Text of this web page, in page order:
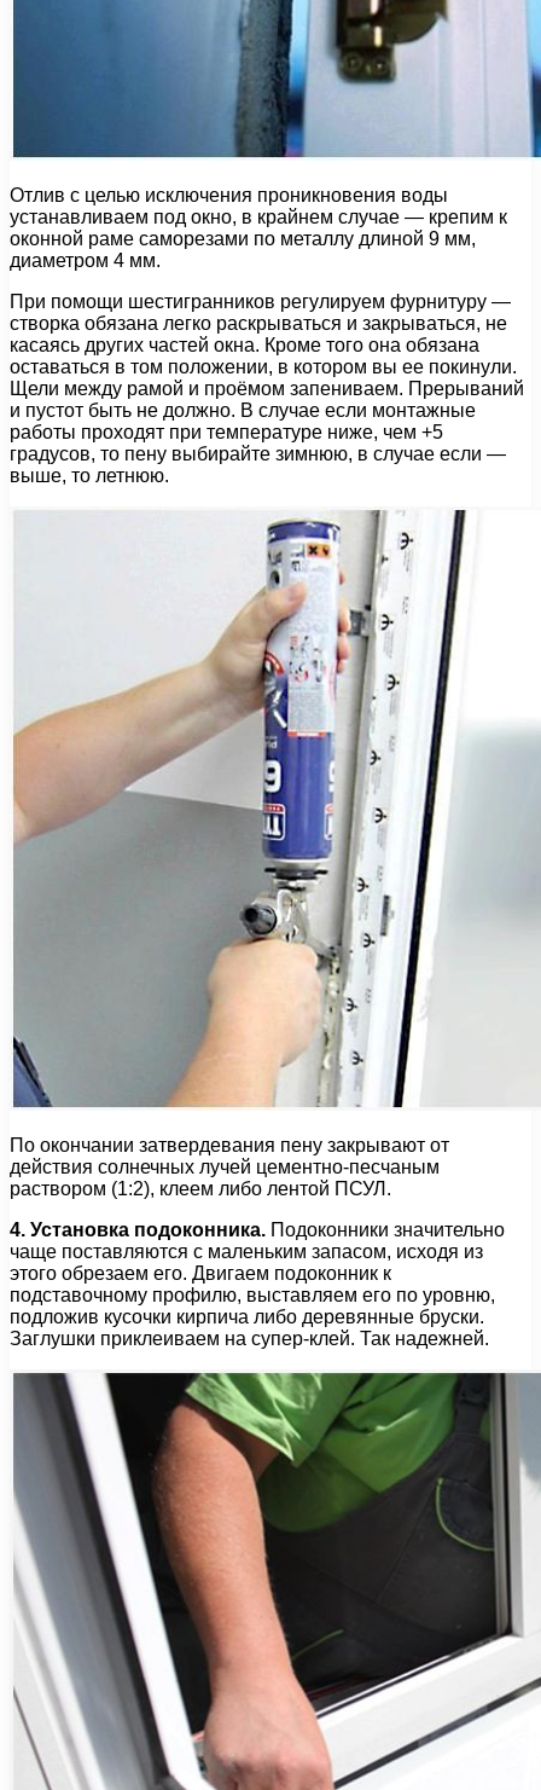
Отлив с целью исключения проникновения воды
устанавливаем под окно, в крайнем случае — крепим к
оконной раме саморезами по металлу длиной 9 мм,
диаметром 4 мм.
При помощи шестигранников регулируем фурнитуру —
створка обязана легко раскрываться и закрываться, не
касаясь других частей окна. Кроме того она обязана
оставаться в том положении, в котором вы ее покинули.
Щели между рамой и проёмом запениваем. Прерываний
и пустот быть не должно. В случае если монтажные
работы проходят при температуре ниже, чем +5
градусов, то пену выбирайте зимнюю, в случае если —
выше, то летнюю.
По окончании затвердевания пену закрывают от
действия солнечных лучей цементно-песчаным
раствором (1:2), клеем либо лентой ПСУЛ.
4. Установка подоконника. Подоконники значительно
чаще поставляются с маленьким запасом, исходя из
этого обрезаем его. Двигаем подоконник к
подставочному профилю, выставляем его по уровню,
подложив кусочки кирпича либо деревянные бруски.
Заглушки приклеиваем на супер-клей. Так надежней.